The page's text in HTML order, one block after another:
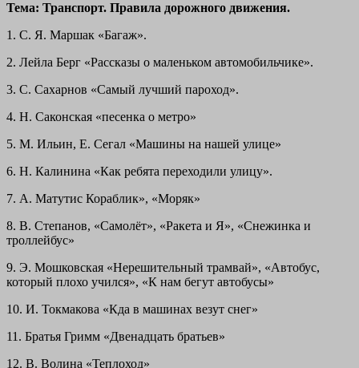
Тема: Транспорт. Правила дорожного движения.
1. С. Я. Маршак «Багаж».
2. Лейла Берг «Рассказы о маленьком автомобильчике».
3. С. Сахарнов «Самый лучший пароход».
4. Н. Саконская «песенка о метро»
5. М. Ильин, Е. Сегал «Машины на нашей улице»
6. Н. Калинина «Как ребята переходили улицу».
7. А. Матутис Кораблик», «Моряк»
8. В. Степанов, «Самолёт», «Ракета и Я», «Снежинка и
троллейбус»
9. Э. Мошковская «Нерешительный трамвай», «Автобус,
который плохо учился», «К нам бегут автобусы»
10. И. Токмакова «Кда в машинах везут снег»
11. Братья Гримм «Двенадцать братьев»
12. В. Волина «Теплоход»